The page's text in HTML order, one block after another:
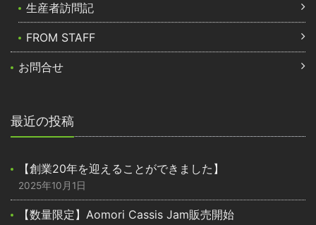
生産者訪問記
FROM STAFF
お問合せ
最近の投稿
【創業20年を迎えることができました】
2025年10月1日
【数量限定】Aomori Cassis Jam販売開始